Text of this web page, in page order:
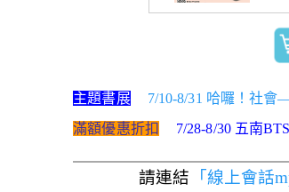
主題書展
7/10-8/31 哈囉！社
滿額優惠折扣
7/28-8/30 五南
請連結 「線上會話